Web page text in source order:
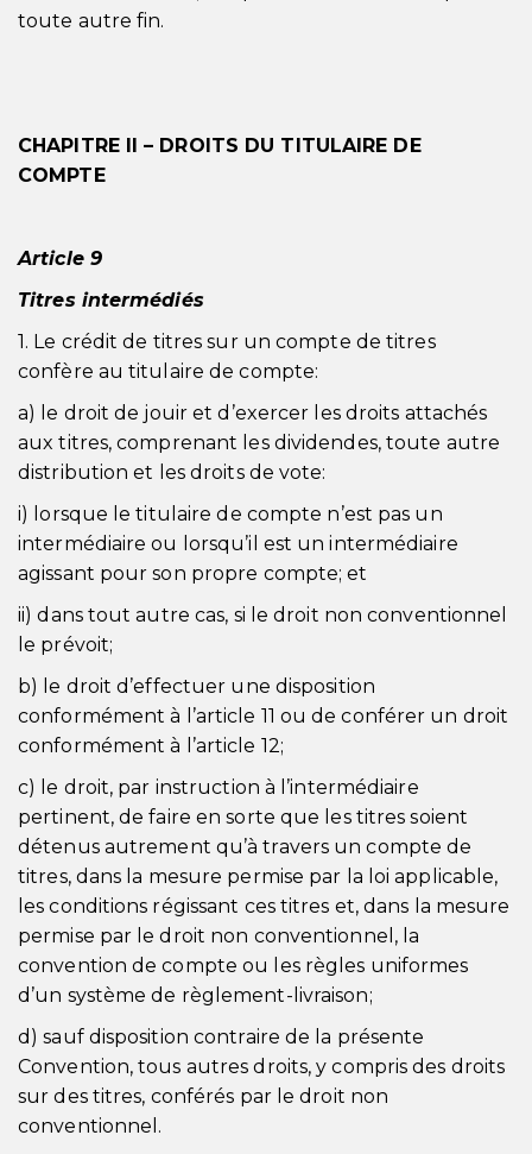
toute autre fin.
CHAPITRE II – DROITS DU TITULAIRE DE
COMPTE
Article 9
Titres intermédiés
1. Le crédit de titres sur un compte de titres
confère au titulaire de compte:
a) le droit de jouir et d’exercer les droits attachés
aux titres, comprenant les dividendes, toute autre
distribution et les droits de vote:
i) lorsque le titulaire de compte n’est pas un
intermédiaire ou lorsqu’il est un intermédiaire
agissant pour son propre compte; et
ii) dans tout autre cas, si le droit non conventionnel
le prévoit;
b) le droit d’effectuer une disposition
conformément à l’article 11 ou de conférer un droit
conformément à l’article 12;
c) le droit, par instruction à l’intermédiaire
pertinent, de faire en sorte que les titres soient
détenus autrement qu’à travers un compte de
titres, dans la mesure permise par la loi applicable,
les conditions régissant ces titres et, dans la mesure
permise par le droit non conventionnel, la
convention de compte ou les règles uniformes
d’un système de règlement-livraison;
d) sauf disposition contraire de la présente
Convention, tous autres droits, y compris des droits
sur des titres, conférés par le droit non
conventionnel.